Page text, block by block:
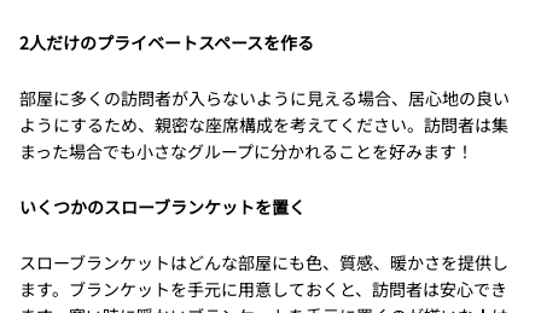
2人だけのプライベートスペースを作る
部屋に多くの訪問者が入らないように見える場合、居心地の良い
ようにするため、親密な座席構成を考えてください。訪問者は集
まった場合でも小さなグループに分かれることを好みます！
いくつかのスローブランケットを置く
スローブランケットはどんな部屋にも色、質感、暖かさを提供し
ます。ブランケットを手元に用意しておくと、訪問者は安心でき